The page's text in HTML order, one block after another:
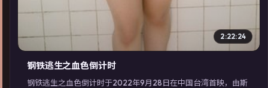
2:22:24
钢铁逃生之血色倒计时
钢铁逃生之血色倒计时于2022年9月28日在中国台湾首映，由斯